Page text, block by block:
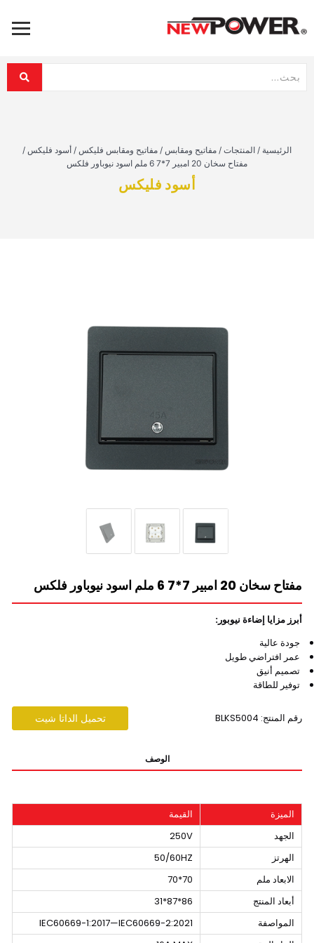
الرئيسية / المنتجات / مفاتيح ومقابس / مفاتيح ومقابس فليكس / أسود فليكس /
مفتاح سخان 20 امبير 7*7 6 ملم اسود نيوباور فلكس
أسود فليكس
مفتاح سخان 20 امبير 7*7 6 ملم اسود نيوباور فلكس
أبرز مزايا إضاءة نيوبور:
جودة عالية
عمر افتراضي طويل
تصميم أنيق
توفير للطاقة
رقم المنتج: BLKS5004 تحميل الداتا شيت
الوصف
الميزة
القيمة
الجهد
250V
الهرتز
50/60HZ
الابعاد ملم
70*70
أبعاد المنتج
86*87*31
المواصفة
IEC60669-1:2017—IEC60669-2:2021